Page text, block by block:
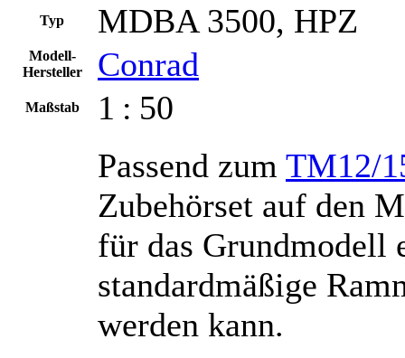
Typ MDBA 3500, HPZ
Modell-
Hersteller
Conrad
Maßstab 1 : 50
Passend zum TM12/
Zubehörset auf den
für das Grundmodell
standardmäßige
werden kann.